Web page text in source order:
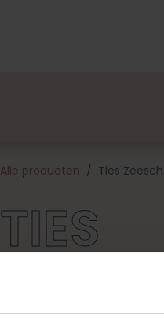
Alle producten Ties
TIES